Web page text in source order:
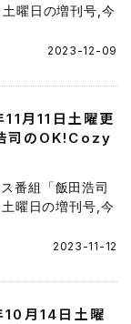
曜日の増刊号,今
2023-12-09
月11日土曜更
司のOK!Cozy
番組「飯田浩司
曜日の増刊号,今
2023-11-12
月14日土曜